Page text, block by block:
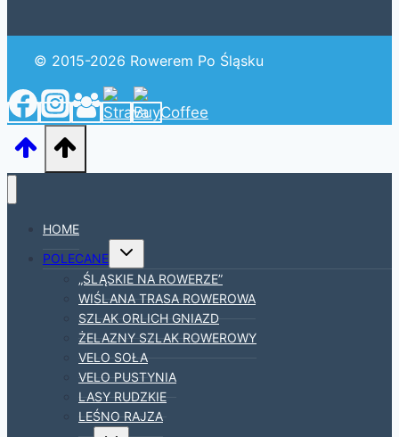
© 2015-2026 Rowerem Po Śląsku
HOME
POLECANE
Przełącz
podrzędne
„ŚLĄSKIE NA ROWERZE”
WIŚLANA TRASA ROWEROWA
SZLAK ORLICH GNIAZD
ŻELAZNY SZLAK ROWEROWY
VELO SOŁA
VELO PUSTYNIA
LASY RUDZKIE
LEŚNO RAJZA